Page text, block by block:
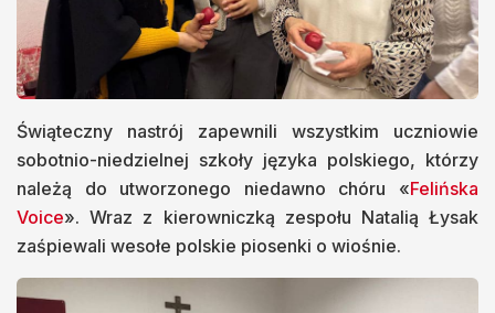
Świąteczny nastrój zapewnili wszystkim uczniowie
sobotnio-niedzielnej szkoły języka polskiego, którzy
należą do utworzonego niedawno chóru «Felińska
Voice». Wraz z kierowniczką zespołu Natalią Łysak
zaśpiewali wesołe polskie piosenki o wiośnie.